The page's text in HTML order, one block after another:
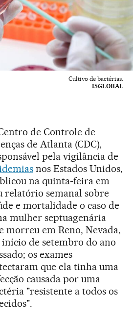
Cultivo de bactérias.
ISGLOBAL
de Controle de
de Atlanta (CDC),
pela vigilância de
nos Estados Unidos,
na quinta-feira em
relatório semanal sobre
e mortalidade o caso de
mulher septuagenária
morreu em Reno, Nevada,
de setembro do ano
os exames
que ela tinha uma
causada por uma
"resistente a todos os